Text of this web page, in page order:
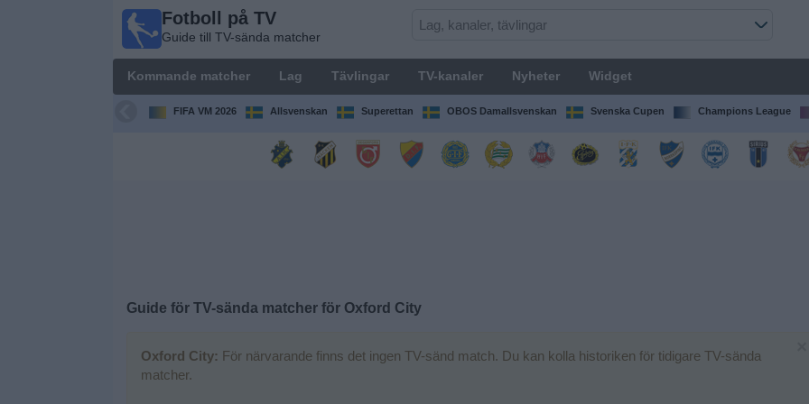
Fotboll på TV
Guide till TV-sända matcher
Kommande matcher Lag Tävlingar TV-kanaler Nyheter Widget
FIFA VM 2026 Allsvenskan Superettan OBOS Damallsvenskan Svenska Cupen Champions League
Guide för TV-sända matcher för Oxford City
Oxford City: För närvarande finns det ingen TV-sänd match. Du kan kolla historiken för tidigare TV-sända
matcher.